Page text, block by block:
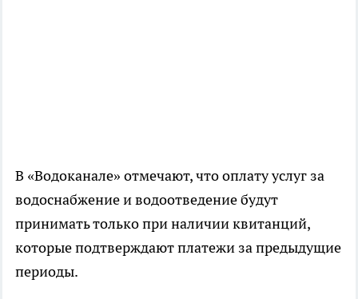
В «Водоканале» отмечают, что оплату услуг за
водоснабжение и водоотведение будут
принимать только при наличии квитанций,
которые подтверждают платежи за предыдущие
периоды.